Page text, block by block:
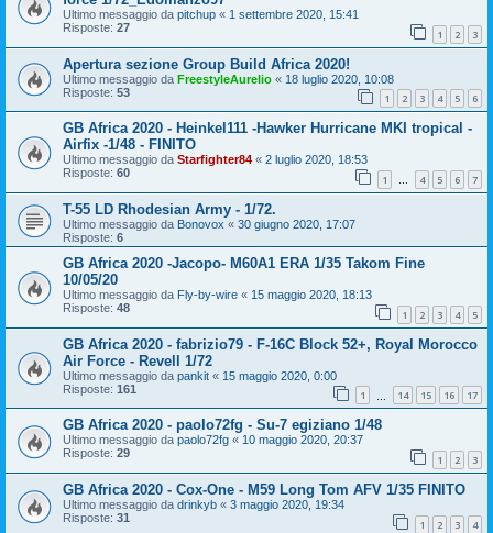
Ultimo messaggio da pitchup « 1 settembre 2020, 15:41
Risposte: 27 1 2 3
Apertura sezione Group Build Africa 2020!
Ultimo messaggio da FreestyleAurelio « 18 luglio 2020, 10:08
Risposte: 53 1 2 3 4 5 6
GB Africa 2020 - Heinkel111 -Hawker Hurricane MKI tropical -
Airfix -1/48 - FINITO
Ultimo messaggio da Starfighter84 « 2 luglio 2020, 18:53
Risposte: 60 1 … 4 5 6 7
T-55 LD Rhodesian Army - 1/72.
Ultimo messaggio da Bonovox « 30 giugno 2020, 17:07
Risposte: 6
GB Africa 2020 -Jacopo- M60A1 ERA 1/35 Takom Fine
10/05/20
Ultimo messaggio da Fly-by-wire « 15 maggio 2020, 18:13
Risposte: 48 1 2 3 4 5
GB Africa 2020 - fabrizio79 - F-16C Block 52+, Royal Morocco
Air Force - Revell 1/72
Ultimo messaggio da pankit « 15 maggio 2020, 0:00
Risposte: 161 1 14 15 16 17
GB Africa 2020 - paolo72fg - Su-7 egiziano 1/48
Ultimo messaggio da paolo72fg « 10 maggio 2020, 20:37
Risposte: 29 1 2 3
GB Africa 2020 - Cox-One - M59 Long Tom AFV 1/35 FINITO
Ultimo messaggio da drinkyb « 3 maggio 2020, 19:34
Risposte: 31 1 2 3 4